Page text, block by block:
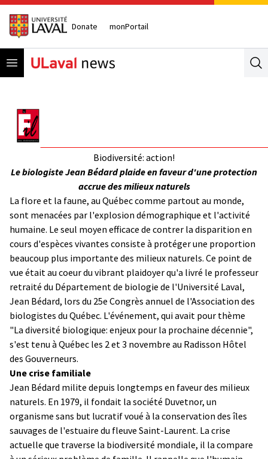
Donate monPortail
Open menu
Biodiversité: action!
Le biologiste Jean Bédard plaide en faveur d'une protection
accrue des milieux naturels
La flore et la faune, au Québec comme partout au monde,
sont menacées par l'explosion démographique et l'activité
humaine. Le seul moyen efficace de contrer la disparition en
cours d'espèces vivantes consiste à protéger une proportion
beaucoup plus importante des milieux naturels. Ce point de
vue était au coeur du vibrant plaidoyer qu'a livré le professeur
retraité du Département de biologie de l'Université Laval,
Jean Bédard, lors du 25e Congrès annuel de l'Association des
biologistes du Québec. L'événement, qui avait pour thème
"La diversité biologique: enjeux pour la prochaine décennie",
s'est tenu à Québec les 2 et 3 novembre au Radisson Hôtel
des Gouverneurs.
Une crise familiale
Jean Bédard milite depuis longtemps en faveur des milieux
naturels. En 1979, il fondait la société Duvetnor, un
organisme sans but lucratif voué à la conservation des îles
sauvages de l'estuaire du fleuve Saint-Laurent. La crise
actuelle que traverse la biodiversité mondiale, il la compare